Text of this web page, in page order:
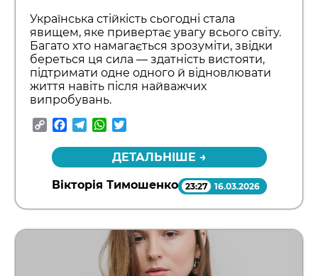
Українська стійкість сьогодні стала
явищем, яке привертає увагу всього світу.
Багато хто намагається зрозуміти, звідки
береться ця сила — здатність вистояти,
підтримати одне одного й відновлювати
життя навіть після найважчих
випробувань.
CopyFacebook
TelegramWhatsApp
ДЕТАЛЬНІШЕ →
Вікторія Тимошенко 23:27 16.03.2026